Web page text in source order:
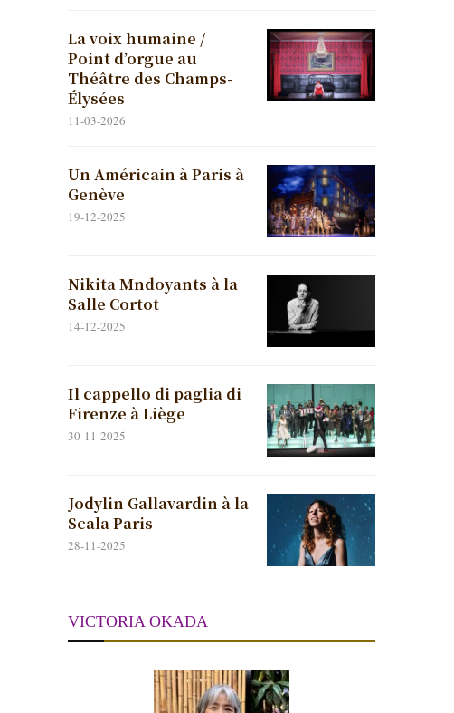
La voix humaine /
Point d’orgue au
Théâtre des Champs-
Élysées
11-03-2026
Un Américain à Paris à
Genève
19-12-2025
Nikita Mndoyants à la
Salle Cortot
14-12-2025
Il cappello di paglia di
Firenze à Liège
30-11-2025
Jodylin Gallavardin à la
Scala Paris
28-11-2025
VICTORIA OKADA